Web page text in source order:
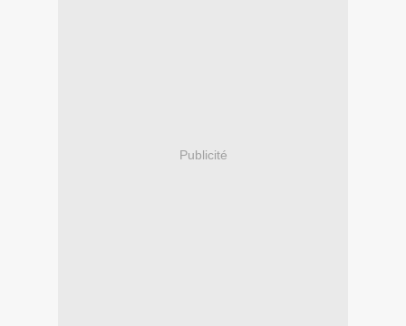
Publicité